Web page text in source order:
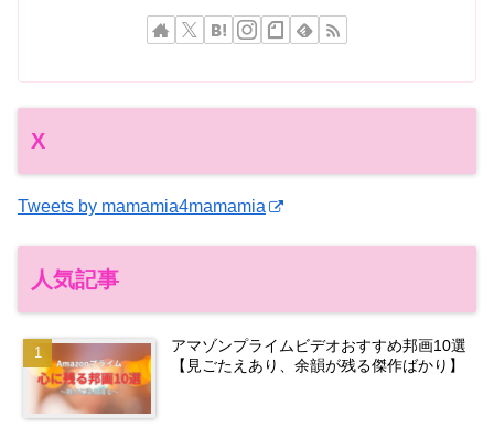
X
Tweets by mamamia4mamamia
人気記事
アマゾンプライムビデオおすすめ邦画10選
【見ごたえあり、余韻が残る傑作ばかり】